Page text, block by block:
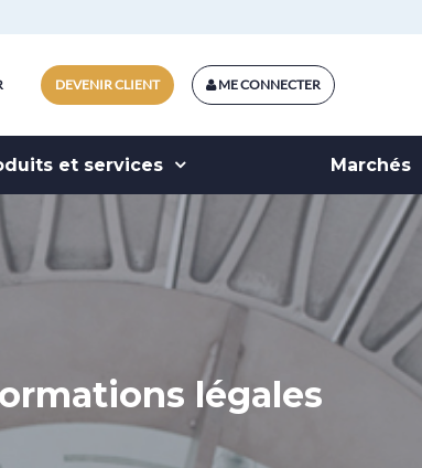
ME CONNECTER
DEVENIR CLIENT
et services Marchés
légales